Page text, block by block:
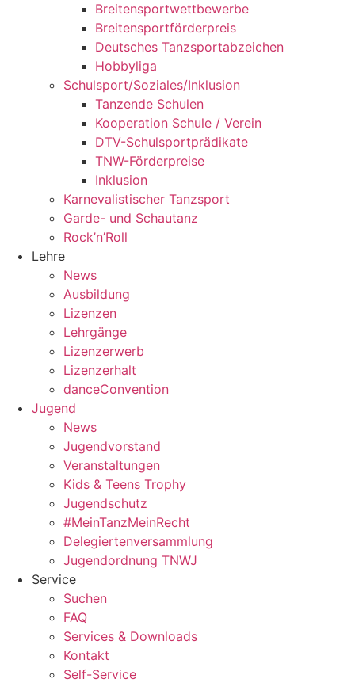
Breitensportwettbewerbe
Breitensportförderpreis
Deutsches Tanzsportabzeichen
Hobbyliga
Schulsport/Soziales/Inklusion
Tanzende Schulen
Kooperation Schule / Verein
DTV-Schulsportprädikate
TNW-Förderpreise
Inklusion
Karnevalistischer Tanzsport
Garde- und Schautanz
Rock’n’Roll
Lehre
News
Ausbildung
Lizenzen
Lehrgänge
Lizenzerwerb
Lizenzerhalt
danceConvention
Jugend
News
Jugendvorstand
Veranstaltungen
Kids & Teens Trophy
Jugendschutz
#MeinTanzMeinRecht
Delegiertenversammlung
Jugendordnung TNWJ
Service
Suchen
FAQ
Services & Downloads
Kontakt
Self-Service